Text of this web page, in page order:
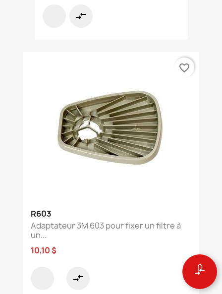
0
compare_arrows
compare_arrows
R603
Adaptateur 3M 603 pour fixer un filtre à
un...
10,10 $
compare_arrows
favorite_border